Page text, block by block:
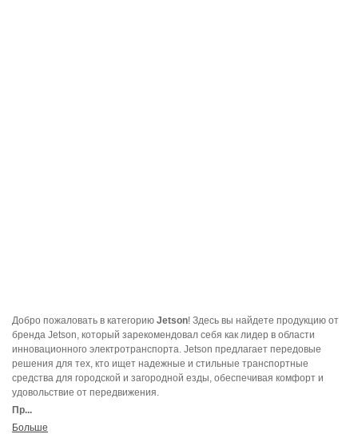
Добро пожаловать в категорию Jetson! Здесь вы найдете продукцию от
бренда Jetson, который зарекомендовал себя как лидер в области
инновационного электротранспорта. Jetson предлагает передовые
решения для тех, кто ищет надежные и стильные транспортные
средства для городской и загородной езды, обеспечивая комфорт и
удовольствие от передвижения.
Пр...
Больше